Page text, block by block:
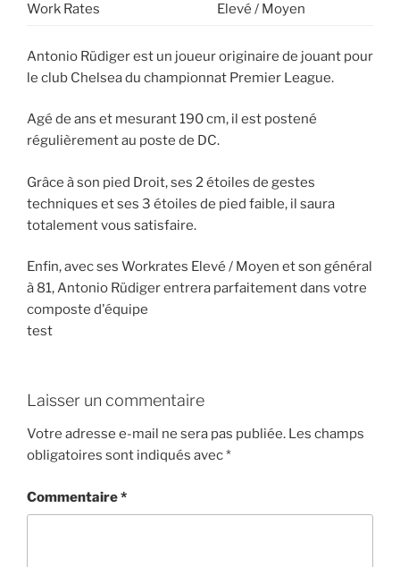
Work Rates Elevé / Moyen
Antonio Rüdiger est un joueur originaire de jouant pour
le club Chelsea du championnat Premier League.
Agé de ans et mesurant 190 cm, il est postené
régulièrement au poste de DC.
Grâce à son pied Droit, ses 2 étoiles de gestes
techniques et ses 3 étoiles de pied faible, il saura
totalement vous satisfaire.
Enfin, avec ses Workrates Elevé / Moyen et son général
à 81, Antonio Rüdiger entrera parfaitement dans votre
composte d'équipe
test
Laisser un commentaire
Votre adresse e-mail ne sera pas publiée. Les champs
obligatoires sont indiqués avec*
Commentaire*